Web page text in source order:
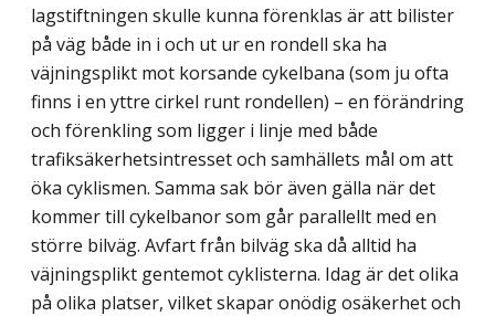
lagstiftningen skulle kunna förenklas är att bilister
på väg både in i och ut ur en rondell ska ha
väjningsplikt mot korsande cykelbana (som ju ofta
finns i en yttre cirkel runt rondellen) – en förändring
och förenkling som ligger i linje med både
trafiksäkerhetsintresset och samhällets mål om att
öka cyklismen. Samma sak bör även gälla när det
kommer till cykelbanor som går parallellt med en
större bilväg. Avfart från bilväg ska då alltid ha
väjningsplikt gentemot cyklisterna. Idag är det olika
på olika platser, vilket skapar onödig osäkerhet och